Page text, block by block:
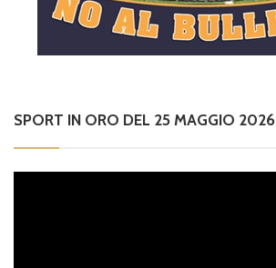
SPORT IN ORO DEL 25 MAGGIO 2026